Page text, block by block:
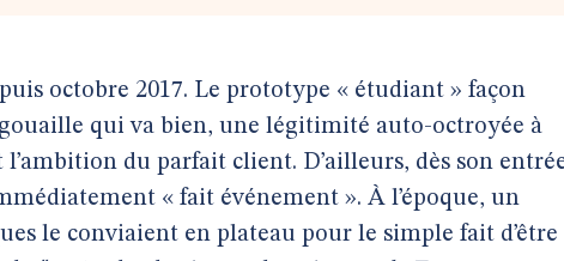
octobre 2017. Le prototype « étudiant » façon
qui va bien, une légitimité auto-octroyée à
l’ambition du parfait client. D’ailleurs, dès son
« fait événement ». À l’époque, un
le conviaient en plateau pour le simple fait d’être